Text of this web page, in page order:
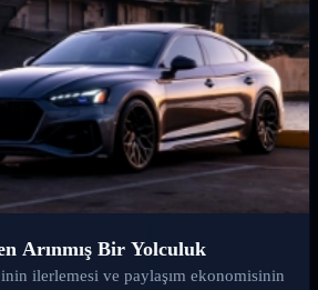
Arınmış Bir Yolculuk
ilerlemesi ve paylaşım ekonomisinin